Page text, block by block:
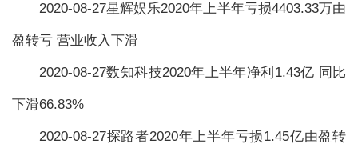
2020-08-27星辉娱乐2020年上半年亏损4403.33万由
盈转亏 营业收入下滑
2020-08-27数知科技2020年上半年净利1.43亿 同比
下滑66.83%
2020-08-27探路者2020年上半年亏损1.45亿由盈转